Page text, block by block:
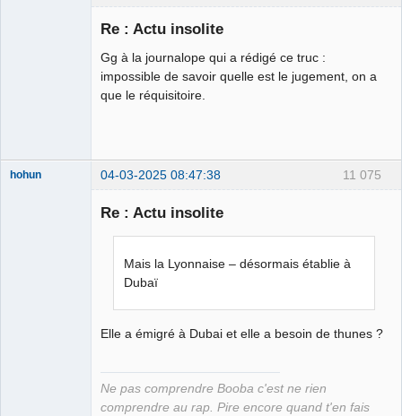
Re : Actu insolite
Gg à la journalope qui a rédigé ce truc :
impossible de savoir quelle est le jugement, on a
que le réquisitoire.
11 075
hohun 04-03-2025 08:47:38
Re : Actu insolite
Mais la Lyonnaise – désormais établie à
Dubaï
Elle a émigré à Dubai et elle a besoin de thunes ?
Ne pas comprendre Booba c'est ne rien
comprendre au rap. Pire encore quand t'en fais